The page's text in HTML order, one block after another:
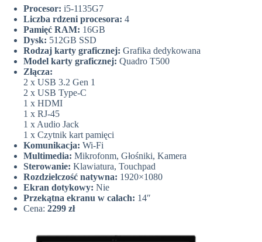
Procesor: i5-1135G7
Liczba rdzeni procesora: 4
Pamięć RAM: 16GB
Dysk: 512GB SSD
Rodzaj karty graficznej: Grafika dedykowana
Model karty graficznej: Quadro T500
Złącza:
2 x USB 3.2 Gen 1
2 x USB Type-C
1 x HDMI
1 x RJ-45
1 x Audio Jack
1 x Czytnik kart pamięci
Komunikacja: Wi-Fi
Multimedia: Mikrofonm, Głośniki, Kamera
Sterowanie: Klawiatura, Touchpad
Rozdzielczość natywna: 1920×1080
Ekran dotykowy: Nie
Przekątna ekranu w calach: 14″
Cena: 2299 zł